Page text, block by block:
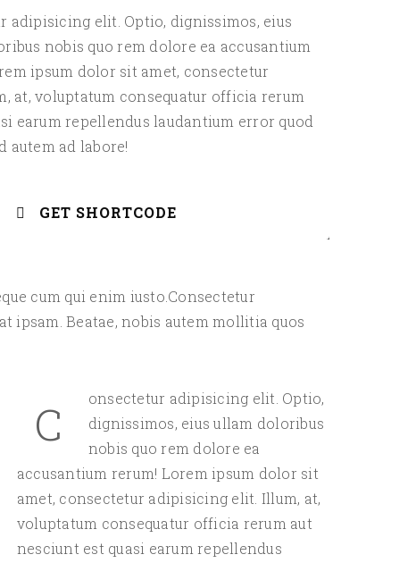
adipisicing elit. Optio, dignissimos, eius
nobis quo rem dolore ea accusantium
ipsum dolor sit amet, consectetur
at, voluptatum consequatur officia rerum
earum repellendus laudantium error quod
autem ad labore!
GET SHORTCODE
cum qui enim iusto.Consectetur
Beatae, nobis autem mollitia quos
C
onsectetur adipisicing elit. Optio,
dignissimos, eius ullam doloribus
nobis quo rem dolore ea
accusantium rerum! Lorem ipsum dolor sit
amet, consectetur adipisicing elit. Illum, at,
voluptatum consequatur officia rerum aut
nesciunt est quasi earum repellendus